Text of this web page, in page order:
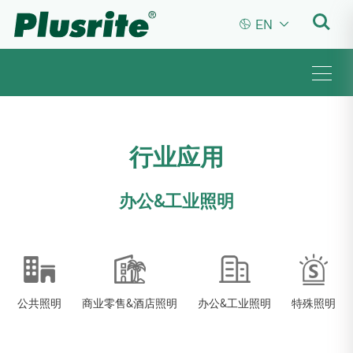
 EN 
行业应用
办公&工业照明
公共照明 商业零售&酒店照明 办公&工业照明 特殊照明